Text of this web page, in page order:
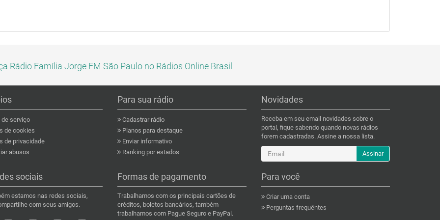
Rádio Família Jorge FM São Paulo no Rádios Online Brasil
serviço
de cookies
de privacidade
abusos
Para sua rádio
Cadastrar rádio
Planos para destaque
Enviar informativo
Ranking por estados
Novidades
Receba em seu email novidades sobre o
portal, fique sabendo quando novas rádios
forem cadastradas. Assine a nossa lista.
Assinar
sociais
estamos nas redes sociais,
com seus amigos.
Formas de pagamento
Trabalhamos com os principais cartões de
créditos, boletos bancários, também
trabalhamos com Pague Seguro e PayPal.
Para você
Criar uma conta
Perguntas frequêntes